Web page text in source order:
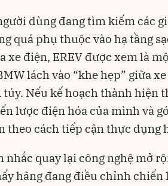
dùng đang tìm kiếm các
quá phụ thuộc vào hạ tầng
xe điện, EREV được xem là
lách vào “khe hẹp” giữa
Nếu kế hoạch thành hiện
lược điện hóa của mình và
theo cách tiếp cận thực dụng
nhắc quay lại công nghệ mở
hãng đang điều chỉnh